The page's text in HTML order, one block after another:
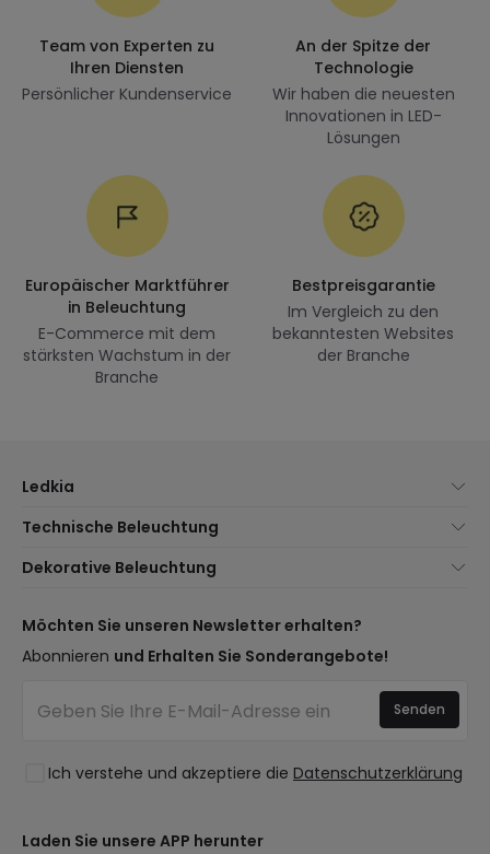
Team von Experten zu
Ihren Diensten
Persönlicher Kundenservice
An der Spitze der
Technologie
Wir haben die neuesten
Innovationen in LED-
Lösungen
Europäischer Marktführer
in Beleuchtung
E-Commerce mit dem
stärksten Wachstum in der
Branche
Bestpreisgarantie
Im Vergleich zu den
bekanntesten Websites
der Branche
Ledkia
Kundenservice
Versandmethoden
Sind Sie ein Profi?
Häufig gestellte Fragen (FAQ)
Technische Beleuchtung
Marken
Beleuchtung für Unternehmen
Dekorative Beleuchtung
Trends
Premium-Dekor-Marken
Räume
Kollektionen
Möchten Sie unseren Newsletter erhalten?
Abonnieren und Erhalten Sie Sonderangebote!
Ich verstehe und akzeptiere die Datenschutzerklärung
Senden
Laden Sie unsere APP herunter